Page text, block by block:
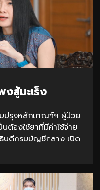
สู้มะเร็ง
ปรุงหลักเกณฑ์ฯ ผู้ป่วย
นต้องใช้ยาที่มีค่าใช้จ่าย
บดีกรมบัญชีกลาง เปิด